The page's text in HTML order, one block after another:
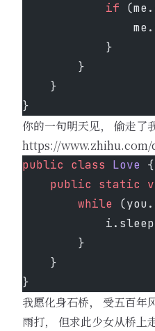
            if
(me.
                me.
            }
        }
    }
}
你的一句明天见， 偷走了
https://www.zhihu.com/
public class Love {
    public
static
        while
(you.
            i.sleep
        }
    }
}
我愿化身石桥， 受五百年
雨打， 但求此少女从桥上